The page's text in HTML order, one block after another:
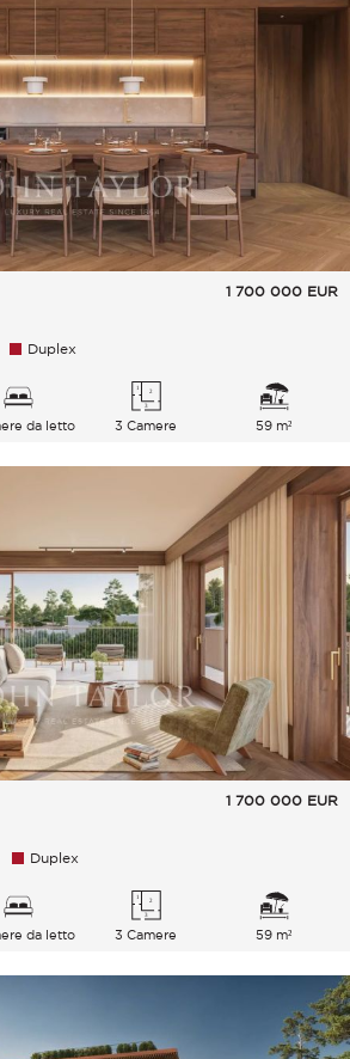
1 700 000 EUR
Duplex
da letto 3 Camere 59 m²
1 700 000 EUR
Duplex
da letto 3 Camere 59 m²